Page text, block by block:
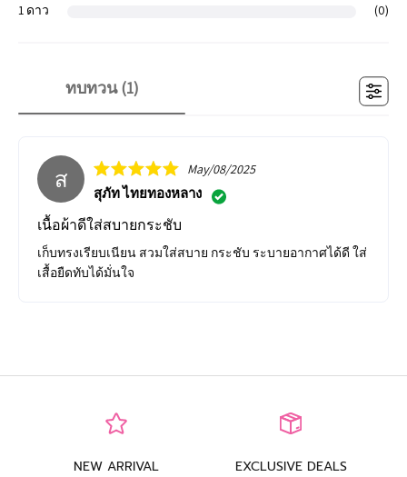
1 ดาว
(0)
ทบทวน (1)
ส May/08/2025
สุภัท ไทยทองหลาง
เนื้อผ้าดีใส่สบายกระชับ
เก็บทรงเรียบเนียน สวมใส่สบาย กระชับ ระบายอากาศได้ดี ใส่
เสื้อยืดทับได้มั่นใจ
NEW ARRIVAL
EXCLUSIVE DEALS